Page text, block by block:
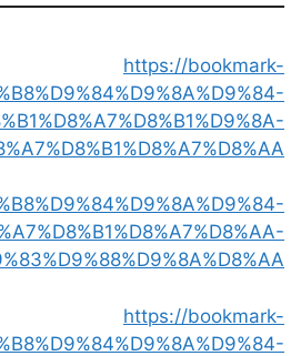
https://bookmark-
https://bookmark-